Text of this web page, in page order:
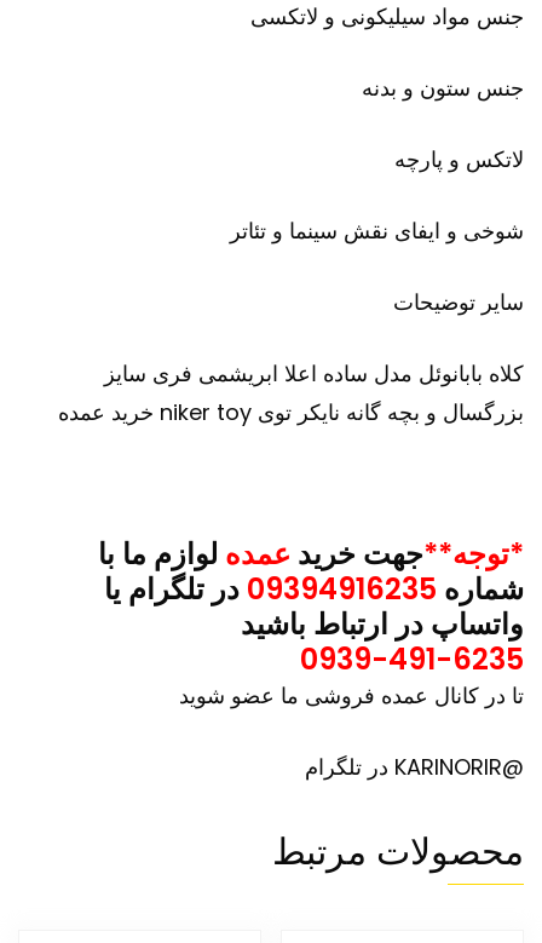
جنس مواد سیلیکونی و لاتکسی
جنس ستون و بدنه
لاتکس و پارچه
شوخی و ایفای نقش سینما و تئاتر
سایر توضیحات
کلاه بابانوئل مدل ساده اعلا ابریشمی فری سایز
بزرگسال و بچه گانه نایکر توی niker toy خرید عمده
*توجه**جهت خرید عمده لوازم ما با
شماره
در تلگرام یا
واتساپ در ارتباط باشید
0939-491-6235
تا در کانال عمده فروشی ما عضو شوید
@KARINORIR در تلگرام
محصولات مرتبط